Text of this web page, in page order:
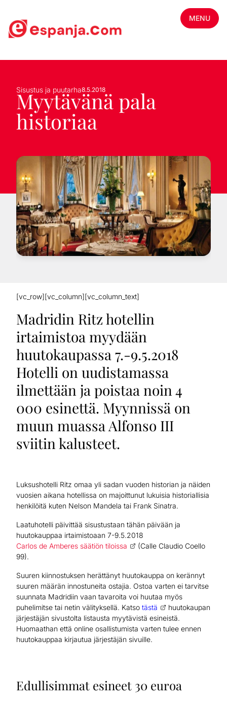
MENU
Sisustus ja puutarha8.5.2018
Myytävänä pala
historiaa
[vc_row][vc_column][vc_column_text]
Madridin Ritz hotellin
irtaimistoa myydään
huutokaupassa 7.-9.5.2018
Hotelli on uudistamassa
ilmettään ja poistaa noin 4
000 esinettä. Myynnissä on
muun muassa Alfonso III
sviitin kalusteet.
Luksushotelli Ritz omaa yli sadan vuoden historian ja näiden
vuosien aikana hotellissa on majoittunut lukuisia historiallisia
henkilöitä kuten Nelson Mandela tai Frank Sinatra.
Laatuhotelli päivittää sisustustaan tähän päivään ja
huutokauppaa irtaimistoaan 7-9.5.2018
Carlos de Amberes säätiön tiloissa
(Calle Claudio Coello
99).
Suuren kiinnostuksen herättänyt huutokauppa on kerännyt
suuren määrän innostuneita ostajia. Ostoa varten ei tarvitse
suunnata Madridiin vaan tavaroita voi huutaa myös
puhelimitse tai netin välityksellä. Katso tästä
huutokaupan
järjestäjän sivustolta listausta myytävistä esineistä.
Huomaathan että online osallistumista varten tulee ennen
huutokauppaa kirjautua järjestäjän sivuille.
Edullisimmat esineet 30 euroa